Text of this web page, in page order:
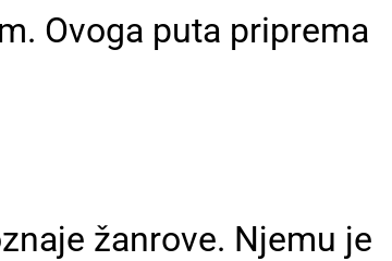
Ovoga puta priprema
žanrove. Njemu je